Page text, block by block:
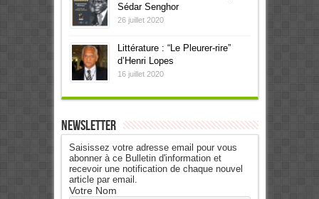
Sédar Senghor
26 juillet 2020
Littérature : “Le Pleurer-rire”
d’Henri Lopes
16 juillet 2020
Newsletter
Saisissez votre adresse email pour vous
abonner à ce Bulletin d'information et
recevoir une notification de chaque nouvel
article par email.
Votre Nom